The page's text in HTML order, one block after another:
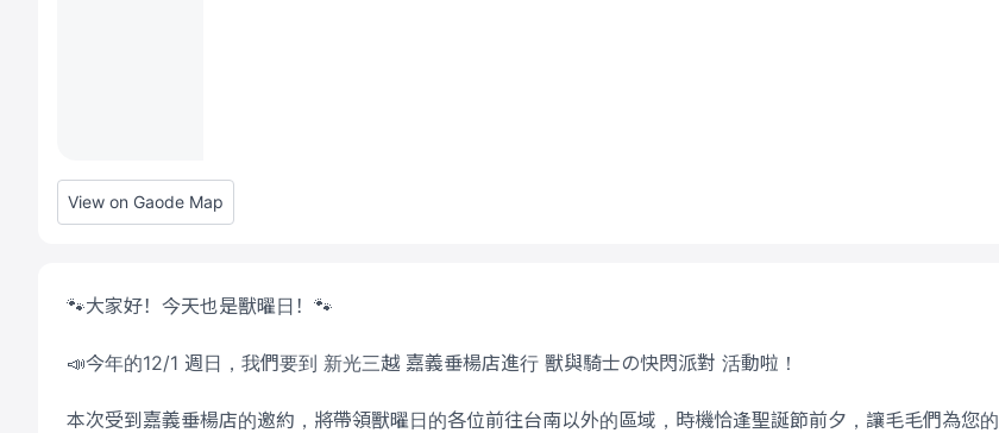
View on Gaode Map
🐾大家好！今天也是獸曜日！🐾
​📣今年的12/1 週日，我們要到 新光三越 嘉義垂楊店進行 獸與騎士の快閃派對 活動啦！
本次受到嘉義垂楊店的邀約，將帶領獸曜日的各位前往台南以外的區域，時機恰逢聖誕節前夕，讓毛毛們為您的